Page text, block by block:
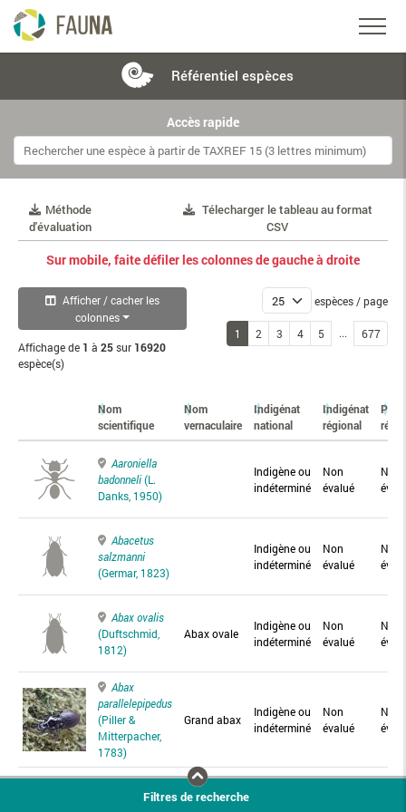
Référentiel espèces
Accès rapide
Méthode
d'évaluation
Télecharger le tableau au format
CSV
Sur mobile, faite défiler les colonnes de gauche à droite
Afficher / cacher les
colonnes
Affichage de 1 à 25sur 16920
espèce(s)
espèces / page
1 2 3 4 5 ... 677
Nom
scientifique
Nom
vernaculaire
Indigénat
national
Indigénat
régional
Aaroniella
badonneli(L.
Danks, 1950)
Indigène ou
indéterminé
Non
évalué
Non
Abacetus
salzmanni
(Germar, 1823)
Indigène ou
indéterminé
Non
évalué
Non
Abax ovalis
(Duftschmid,
1812)
Abax ovale
Indigène ou
indéterminé
Non
évalué
Non
Abax
parallelepipedus
(Piller &
Mitterpacher,
1783)
Grand abax
Indigène ou
indéterminé
Non
évalué
Non
Abax
Abax
Filtres de recherche